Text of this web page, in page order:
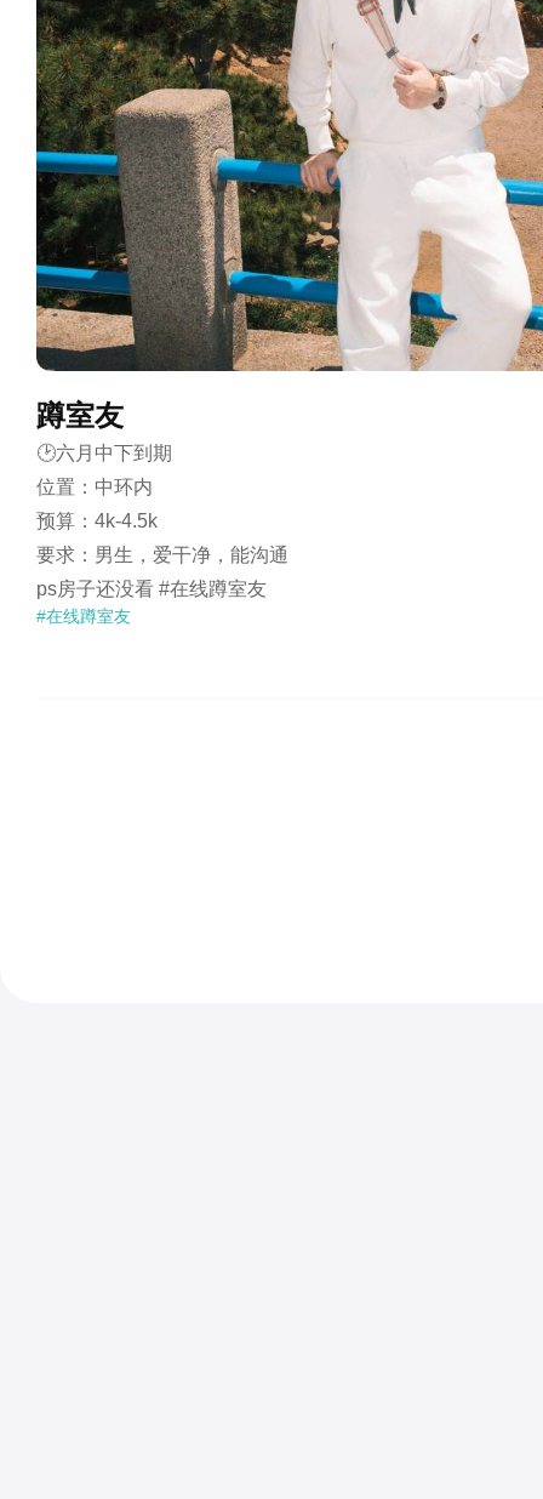
蹲室友
🕑六月中下到期
位置：中环内
预算：4k-4.5k
要求：男生，爱干净，能沟通
ps房子还没看 #在线蹲室友
#在线蹲室友